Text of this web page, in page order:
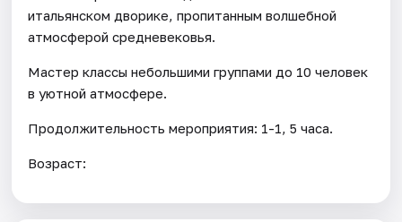
итальянском дворике, пропитанным волшебной
атмосферой средневековья.
Мастер классы небольшими группами до 10 человек
в уютной атмосфере.
Продолжительность мероприятия: 1-1, 5 часа.
Возраст: